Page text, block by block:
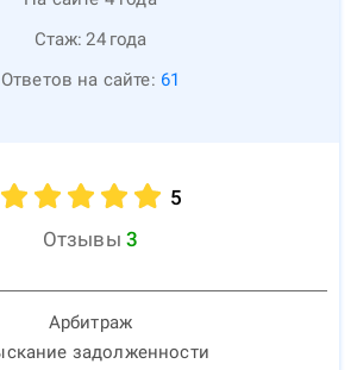
Стаж: 24 года
Ответов на сайте: 61
5
Отзывы 3
Арбитраж
задолженности